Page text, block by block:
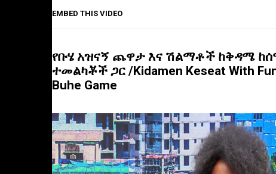
EMBED THIS VIDEO
የቡሄ አዝናኝ ጨዋታ እና ሽልማቶች ከቅዳሜ
ተመልካቾች ጋር /Kidamen Keseat With
Buhe Game